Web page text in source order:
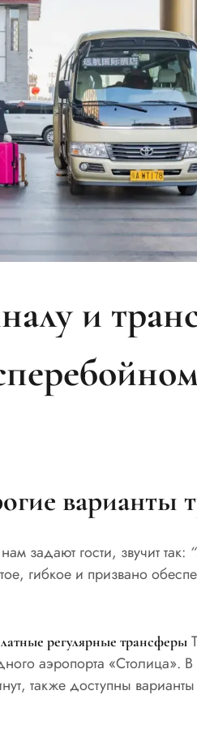
и
варианты
задают гости, звучит так:
гибкое и призвано
регулярные трансферы
аэропорта «Столица».
также доступны